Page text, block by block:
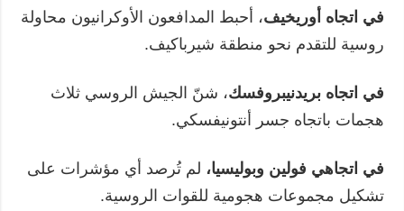
في اتجاه أوريخيف، أحبط المدافعون الأوكرانيون محاولة
روسية للتقدم نحو منطقة شيرباكيف.
في اتجاه بريدنيبروفسك، شنّ الجيش الروسي ثلاث
هجمات باتجاه جسر أنتونيفسكي.
في اتجاهي فولين وبوليسيا، لم تُرصد أي مؤشرات على
تشكيل مجموعات هجومية للقوات الروسية.